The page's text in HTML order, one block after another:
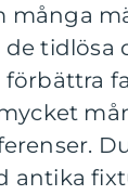
många
de tidlösa
förbättra
antika